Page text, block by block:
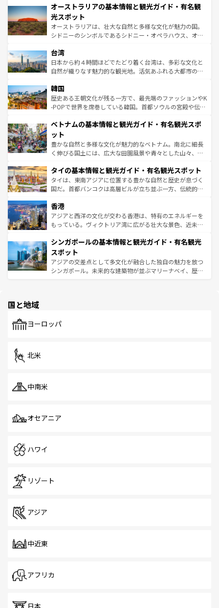
文化が魅力。旅行者はアメリカの各地域で異なる魅力を楽
しみながら、その多様性と豊かな歴史を感じることができ
るだろう。車でのロードトリップや列車の旅も、アメリカ
ならではの贅沢な旅のスタイルだ。 なお、新着のアメリカ
情報は コンテンツ一覧 を参照してほしい。
ワイ島は見逃せない。また、定番の観光地といえばオアフ
島だが、静かな自然を求めるならマウイ島やカウアイ島が
おすすめ。エメラルドグリーンに輝く海をはじめ、豊かな
文化や歴史が息づいている。「アロハスピリット」と呼ば
人々、おいしいローカルフードやハワイアンミュージッ
ク、伝統的なフラダンスなど、すべてがハワイの魅力を彩
っている。訪れるたびに新しい発見と感動が待っているハ
はコンテンツ一覧
オーストラリアの基本情報と観光ガイド・有名観
光スポット
オーストラリアは、壮大な自然と多様な文化が魅力の国。
シドニーのシンボルであるシドニー・オペラハウス、オー
リアリーフや大陸中央部にそびえるウルル（エアーズロッ
ク）、タスマニアの美しい原生林やケアンズの熱帯雨林な
ど、見どころがたくさん。また、カフェやワイン、オージ
いる。アクティビティも充実しており、サーフィンやダイ
ビング、ハイキングなど、アウトドア好きにはたまらな
い。オーストラリアの多彩な魅力を存分に味わいつくそ
参照してほしい。
台湾
日本から約４時間ほどでたどり着く台湾は、多彩な文化と
自然が織りなす魅力的な観光地。活気あふれる大都市の台
ン）、静ひつな山岳地帯である台湾東部など、都市の喧騒
と山間の静けさが共存しており、訪れる人に新しい発見と
驚きをもたらしてくれる。また、奥深い台湾の食文化も魅
容にもいいと評判のスイーツなど、バラエティ豊かな料理
照してほしい。
韓国
歴史ある王朝文化が残る一方で、最先端のファッションやK
-POPで世界を席巻している韓国。首都ソウルの宮殿や伝統
き、地方に足を延ばせば四季折々の自然美を楽しむことが
できる。そして、キムチや焼肉、絶品のストリートフード
まで、さまざまな韓国料理が待っている。夜には、韓国な
らではのナイトライフも堪能できる。あたたかいホスピタ
わってみてほしい。 なお、新着の韓国情報はコンテンツ一
覧 を参照してほしい。
ベトナムの基本情報と観光ガイド・有名観光スポ
ット
豊かな自然と多様な文化が魅力的なベトナム。南北に細長
く伸びる国土には、広大な田園風景や青々とした山々、世
急速な発展と共に伝統が息づく。ハノイの古い町並みやホ
ーチミン市のフランス統治時代の建物も、独特の雰囲気を
醸し出している。また、バラエティの豊かさとおいしさで
とつ。フォーやバインミー、ベトナムコーヒーなどは、ぜ
ひ現地で味わいたい。どの地域を訪れてもあたたかい人々
が旅行者を迎えてくれるので、きっと忘れられない旅にな
参照してほしい。
タイの基本情報と観光ガイド・有名観光スポット
タイは、東南アジアに位置する豊かな自然と歴史が息づく
国だ。首都バンコクは高層ビルが立ち並ぶ一方、伝統的な
の活気が交差している。北部ではチェンマイなどの山岳地
帯で自然と触れ合い、南部ではプーケットやクラビの美し
いビーチでリゾート気分を楽しむことができる。タイ料理
激する。気候は一年中温暖で、どの季節にも異なる楽しみ
が待っている。親しみやすいタイの人々、仏教を中心とし
た文化、そして多様な観光資源が、訪れる旅人を魅了し続
ける。 なお、新着のタイ情報はコンテンツ一覧を参照して
香港
アジアと西洋の文化が交わる香港は、特有のエネルギーを
もっている。ヴィクトリア湾に広がる壮大な景色、近未来
み、どこを訪れても感動するはず。観光スポットが密集し
ており、効率よく見どころを回れるのも魅力。息をのむよ
うな絶景から文化的な体験まで、香港を存分に楽しみ尽く
そう。 なお、新着の香港情報はコンテンツ一覧を参照して
シンガポールの基本情報と観光ガイド・有名観光
スポット
アジアの交差点として多文化が融合した独自の魅力を放つ
シンガポール。未来的な建築物が並ぶマリーナベイ、歴史
で、ホーカーズは地元の風情を楽しめる外せないスポット
国と地域
ヨーロッパ
北米
中南米
オセアニア
ハワイ
リゾート
アジア
中近東
アフリカ